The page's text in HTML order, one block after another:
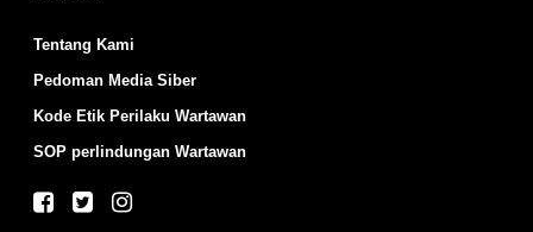
Tentang Kami
Pedoman Media Siber
Kode Etik Perilaku Wartawan
SOP perlindungan Wartawan